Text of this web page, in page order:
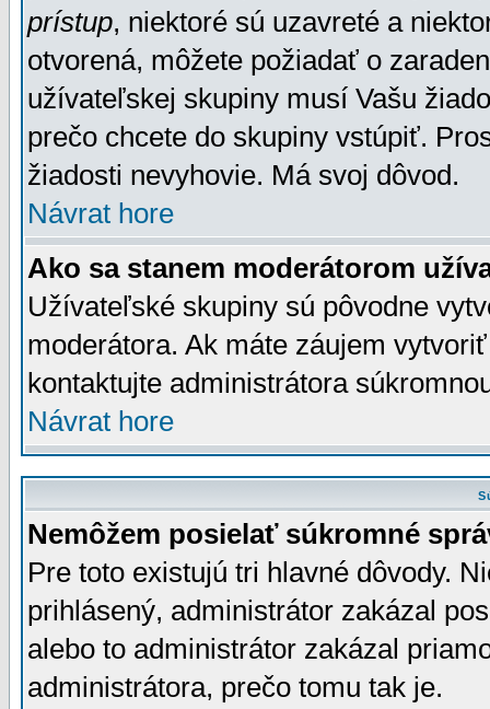
prístup, niektoré sú uzavreté a
otvorená, môžete požiadať o
užívateľskej skupiny musí Vašu
prečo chcete do skupiny vstúpiť.
žiadosti nevyhovie. Má svoj dôvod.
Návrat hore
Ako sa stanem moderátorom
Užívateľské skupiny sú pôvodne
moderátora. Ak máte záujem
kontaktujte administrátora
Návrat hore
Nemôžem posielať súkromné
Pre toto existujú tri hlavné dôvody.
prihlásený, administrátor zakázal
alebo to administrátor zakázal
administrátora, prečo tomu tak je.